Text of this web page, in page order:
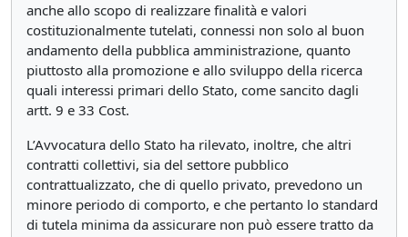
anche allo scopo di realizzare finalità e valori
costituzionalmente tutelati, connessi non solo al buon
andamento della pubblica amministrazione, quanto
piuttosto alla promozione e allo sviluppo della ricerca
quali interessi primari dello Stato, come sancito dagli
artt. 9 e 33 Cost.
L’Avvocatura dello Stato ha rilevato, inoltre, che altri
contratti collettivi, sia del settore pubblico
contrattualizzato, che di quello privato, prevedono un
minore periodo di comporto, e che pertanto lo standard
di tutela minima da assicurare non può essere tratto da